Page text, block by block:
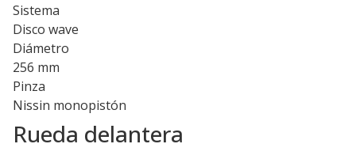
Sistema
Disco wave
Diámetro
256 mm
Pinza
Nissin monopistón
Rueda delantera